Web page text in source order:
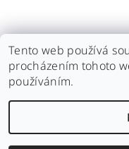
Náš antikvariát
2026 © Černé triko, všechna
Tento web používá
procházením tohoto
používáním.